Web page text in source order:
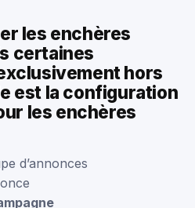
les enchères
certaines
hors
est la configuration
les enchères
d’annonces